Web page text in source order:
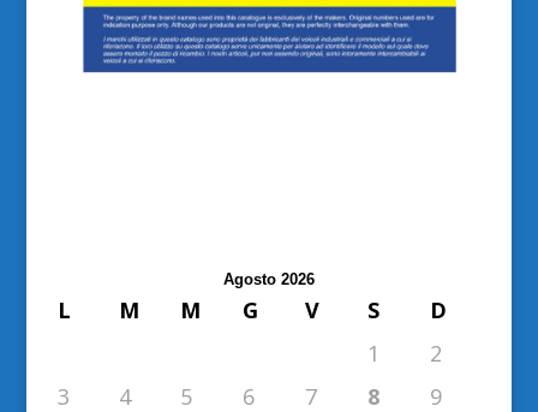
Agosto 2026
L M M G V S
D
1
2
3
4 5 6 7 8
9